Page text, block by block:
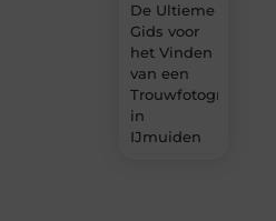
De Ultieme
Gids voor
het Vinden
van een
Trouwfotograaf
in
IJmuiden